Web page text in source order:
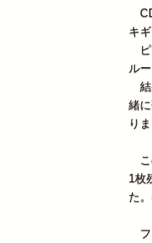
キ
ピ
ル
結
緒
り
こ
1枚
た
フ